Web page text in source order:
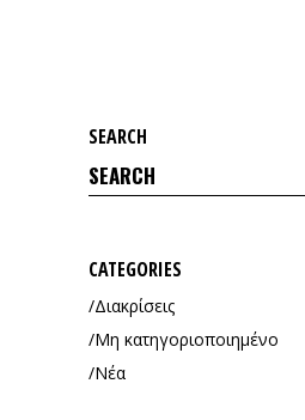
SEARCH
Search
for:
CATEGORIES
Διακρίσεις
Μη κατηγοριοποιημένο
Νέα